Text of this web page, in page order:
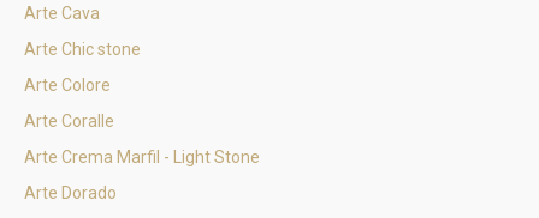
Arte Cava
Arte Chic stone
Arte Colore
Arte Coralle
Arte Crema Marfil - Light Stone
Arte Dorado